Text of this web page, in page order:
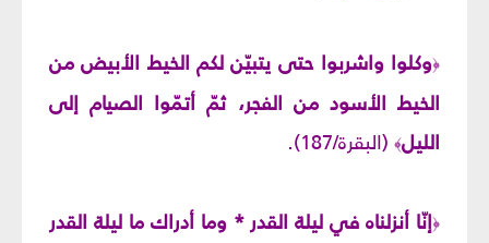
﴿وكلوا واشربوا حتى يتبيّن لكم الخيط الأبيض من
الخيط الأسود من الفجر، ثمّ أتمّوا الصيام إلى
الليل﴾ (البقرة/187).
﴿إنّا أنزلناه في ليلة القدر * وما أدراك ما ليلة القدر